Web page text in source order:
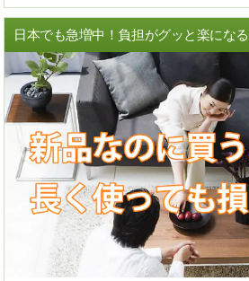
日本でも急増中！負担がグッと楽になる